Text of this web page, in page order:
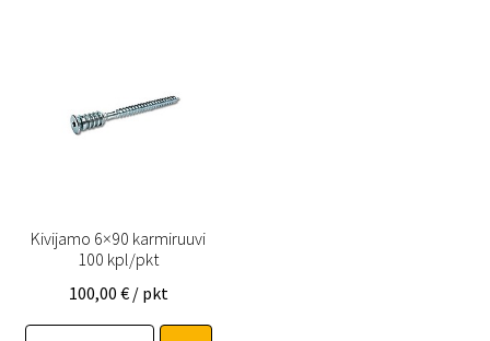
Kivijamo 6×90 karmiruuvi
100 kpl/pkt
100,00 € / pkt